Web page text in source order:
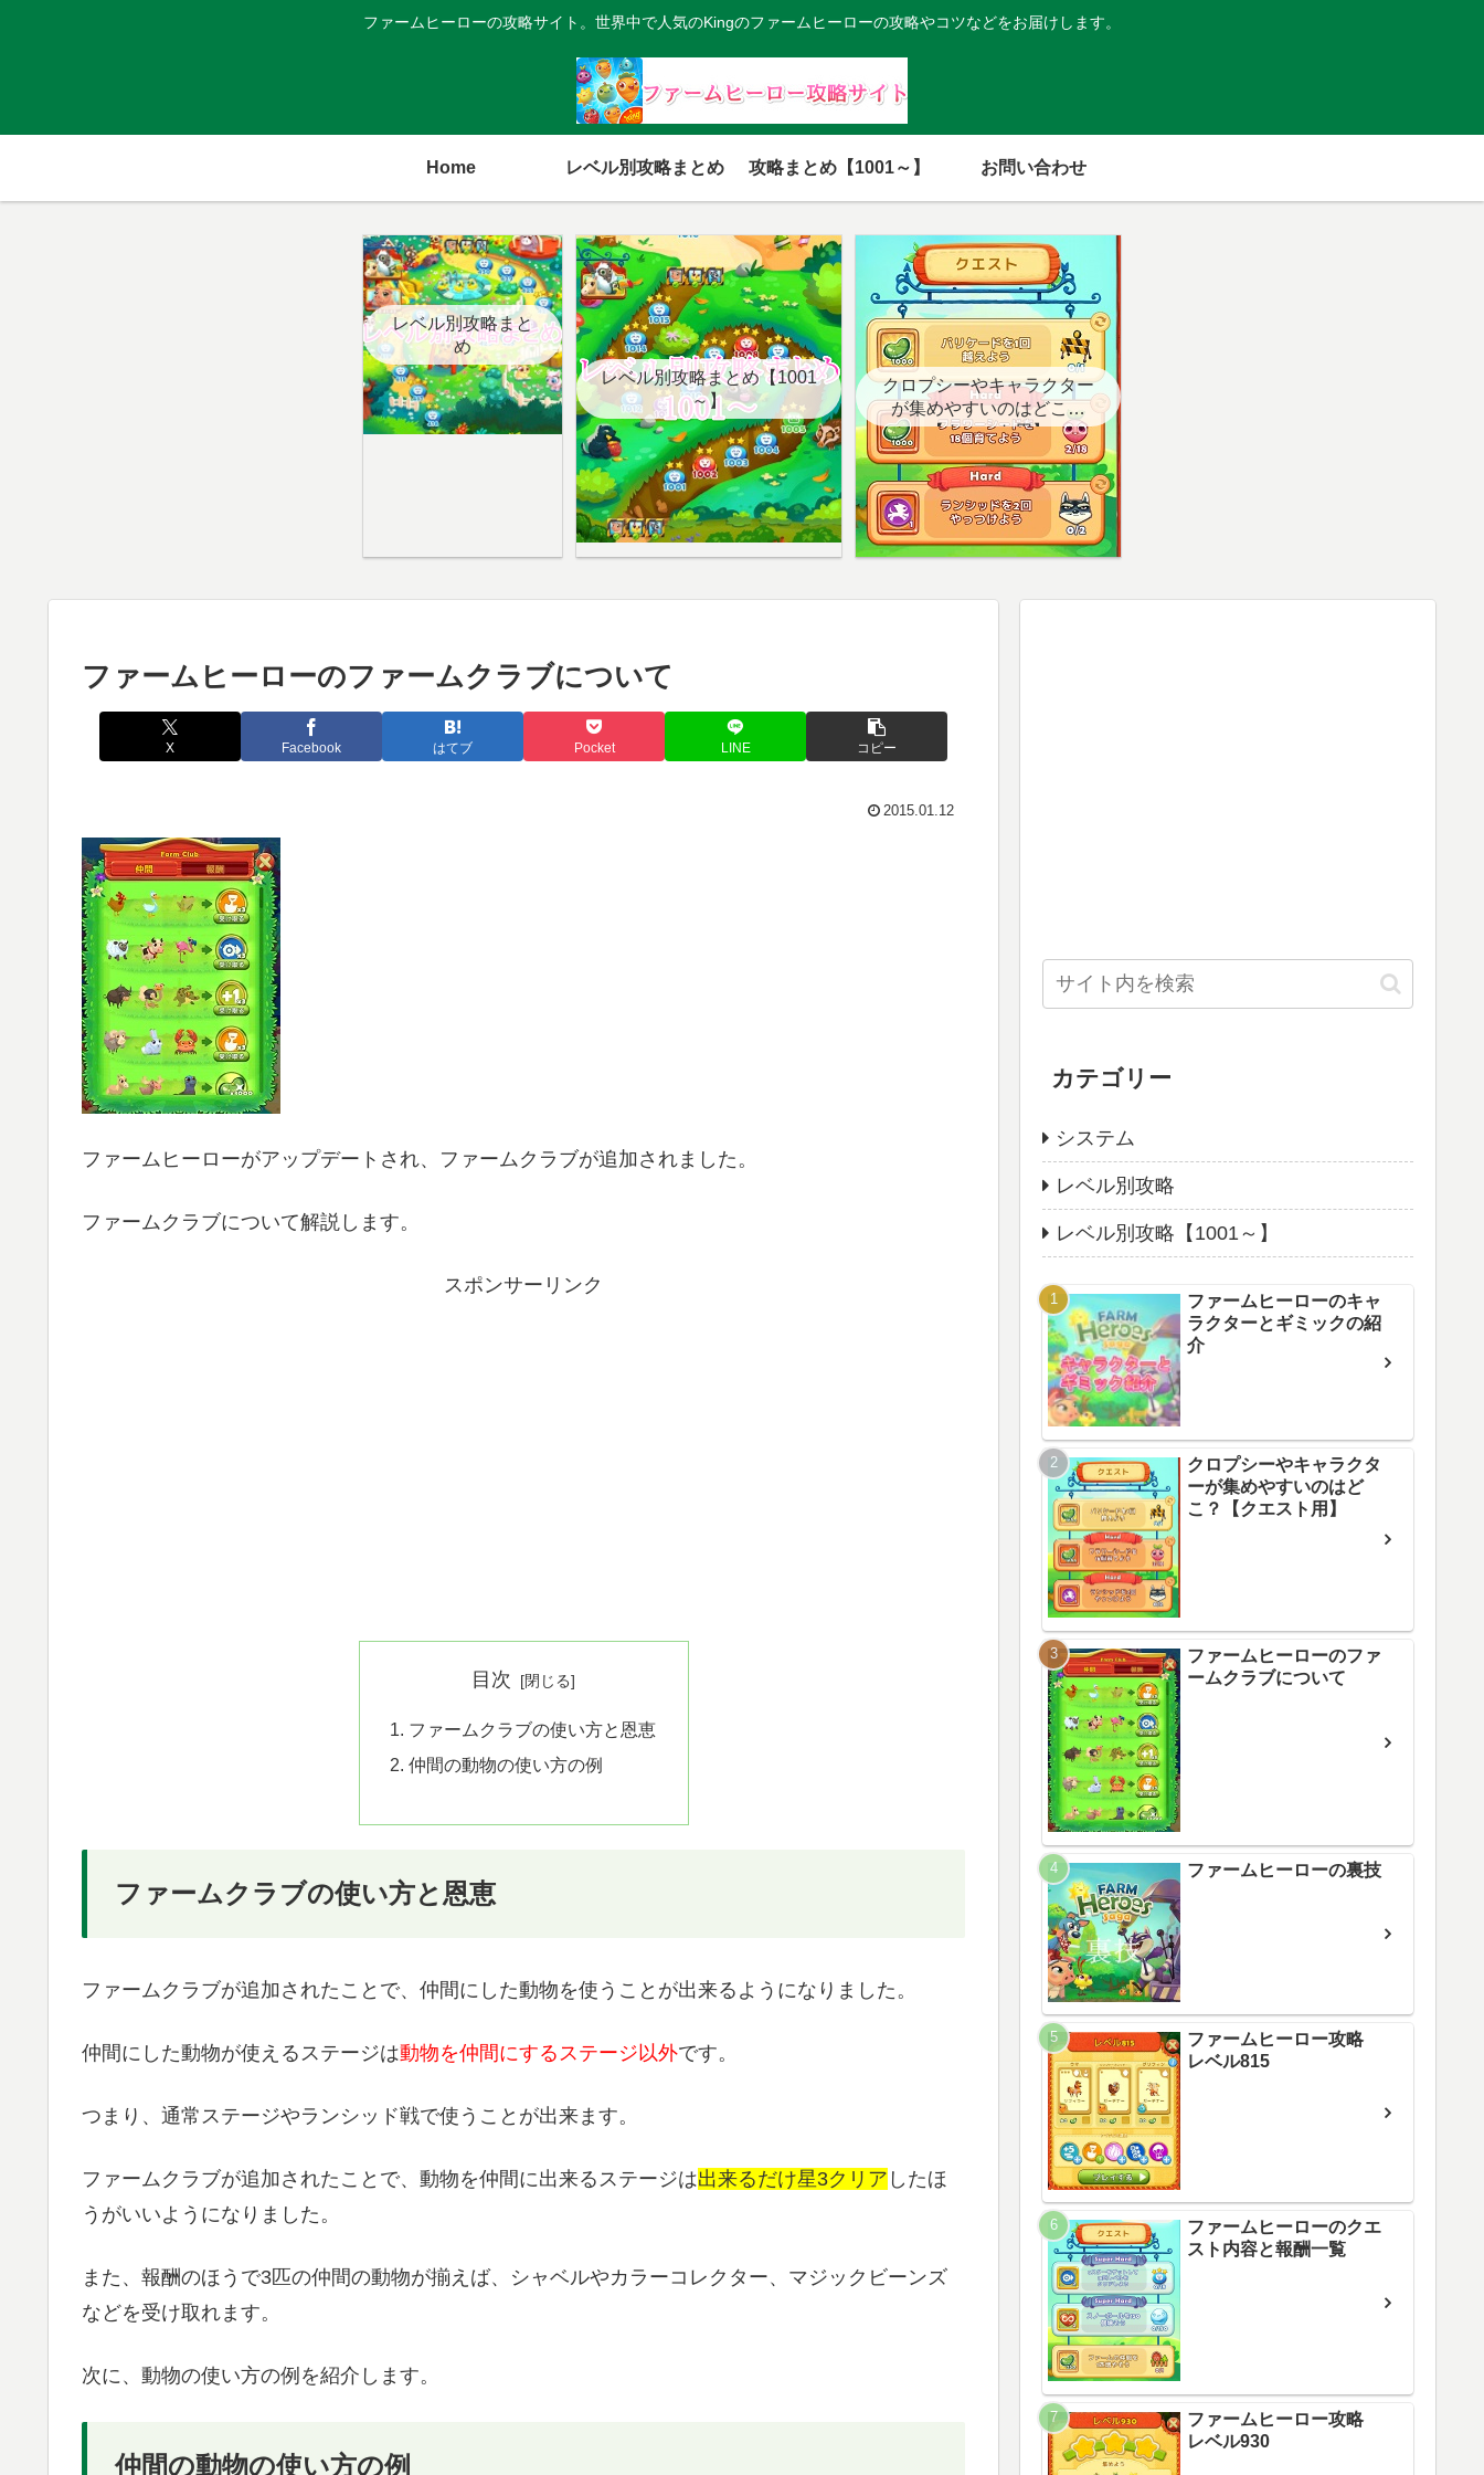
ファームヒーローの攻略サイト。世界中で人気のKingのファームヒーローの攻略やコツなどをお届けします。
Home レベル別攻略まとめ 攻略まとめ【1001～】 お問い合わせ
レベル別攻略まと
め
レベル別攻略まとめ【1001
～】
クロプシーやキャラクター
が集めやすいのはどこ？
【クエスト用】
ファームヒーローのファームクラブについて
X Facebook はてブ Pocket LINE コピー
2015.01.12
ファームヒーローがアップデートされ、ファームクラブが追加されました。
ファームクラブについて解説します。
スポンサーリンク
目次
ファームクラブの使い方と恩恵
仲間の動物の使い方の例
ファームクラブの使い方と恩恵
ファームクラブが追加されたことで、仲間にした動物を使うことが出来るようになりました。
仲間にした動物が使えるステージは動物を仲間にするステージ以外です。
つまり、通常ステージやランシッド戦で使うことが出来ます。
ファームクラブが追加されたことで、動物を仲間に出来るステージは出来るだけ星3クリア したほ
うがいいようになりました。
また、報酬のほうで3匹の仲間の動物が揃えば、シャベルやカラーコレクター、マジックビーンズ
などを受け取れます。
次に、動物の使い方の例を紹介します。
仲間の動物の使い方の例
カテゴリー
システム
レベル別攻略
レベル別攻略【1001～】
ファームヒーローのキャ
ラクターとギミックの紹
介
クロプシーやキャラクタ
ーが集めやすいのはど
こ？【クエスト用】
ファームヒーローのファ
ームクラブについて
ファームヒーローの裏技
ファームヒーロー攻略
レベル815
ファームヒーローのクエ
スト内容と報酬一覧
ファームヒーロー攻略
レベル930